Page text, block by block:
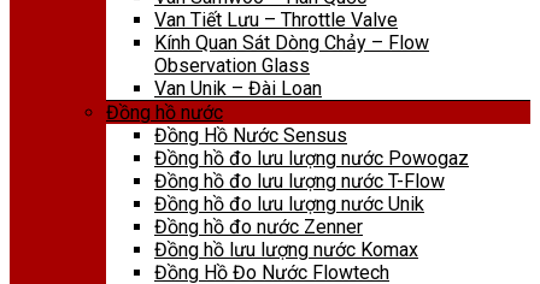
Van Tiết Lưu – Throttle Valve
Kính Quan Sát Dòng Chảy – Flow
Observation Glass
Van Unik – Đài Loan
Đồng hồ nước
Đồng Hồ Nước Sensus
Đồng hồ đo lưu lượng nước Powogaz
Đồng hồ đo lưu lượng nước T-Flow
Đồng hồ đo lưu lượng nước Unik
Đồng hồ đo nước Zenner
Đồng hồ lưu lượng nước Komax
Đồng Hồ Đo Nước Flowtech